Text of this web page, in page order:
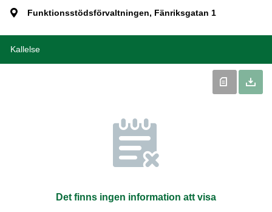
Funktionsstödsförvaltningen, Fänriksgatan 1
Kallelse
Det finns ingen information att visa